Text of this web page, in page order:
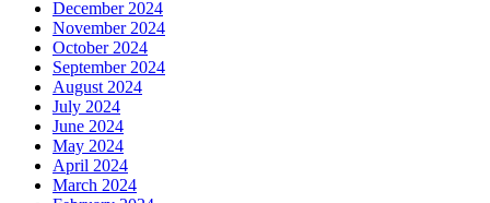
December 2024
November 2024
October 2024
September 2024
August 2024
July 2024
June 2024
May 2024
April 2024
March 2024